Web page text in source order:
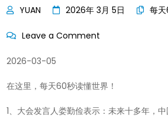
2026年 3月 5日 每
Leave a Comment
60
2026-03-05
在这里，每天60秒读懂世界！
1、大会发言人娄勤俭表示：未来十多年，